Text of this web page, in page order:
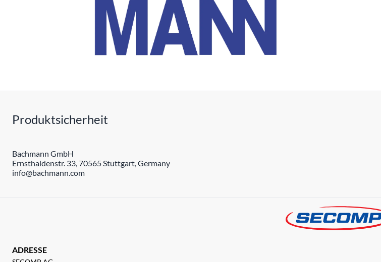
Produktsicherheit
Bachmann GmbH
Ernsthaldenstr. 33, 70565 Stuttgart, Germany
info@bachmann.com
ADRESSE